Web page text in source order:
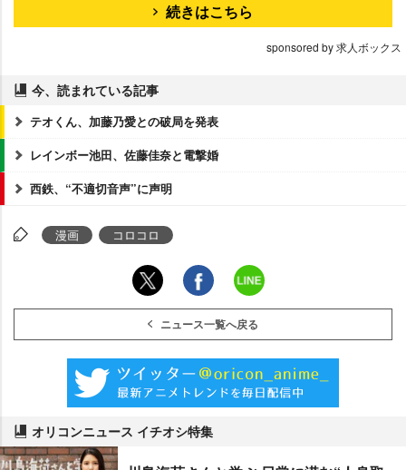
続きはこちら
sponsored by 求人ボックス
今、読まれている記事
テオくん、加藤乃愛との破局を発表
レインボー池田、佐藤佳奈と電撃婚
西鉄、“不適切音声”に声明
漫画 コロコロ
ニュース一覧へ戻る
オリコンニュース イチオシ特集